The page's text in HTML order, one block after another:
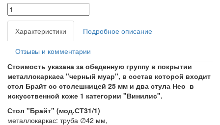
Характеристики Подробное описание
Отзывы и комментарии
Стоимость указана за обеденную группу в покрытии
металлокаркаса "черный муар", в состав которой входит
стол Брайт со столешницей 25 мм и два стула Нео в
искусственной коже 1 категории "Винилис".
Стол "Брайт" (мод.СТ31/1)
металлокаркас: труба ∅42 мм,